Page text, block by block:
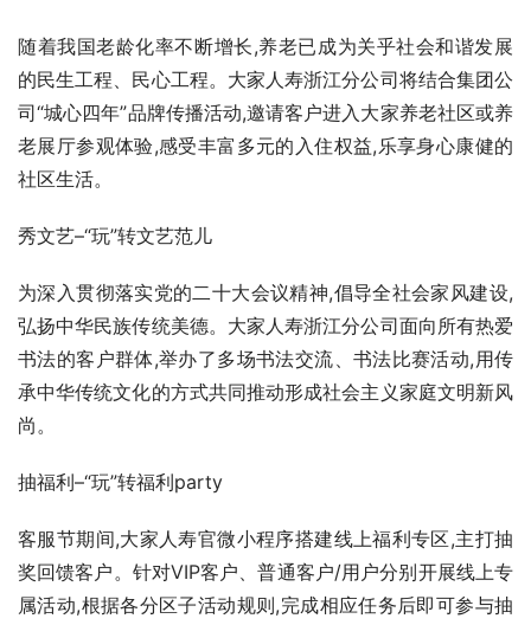
随着我国老龄化率不断增长,养老已成为关乎社会和谐发展
的民生工程、民心工程。大家人寿浙江分公司将结合集团公
司“城心四年”品牌传播活动,邀请客户进入大家养老社区或养
老展厅参观体验,感受丰富多元的入住权益,乐享身心康健的
社区生活。
秀文艺–“玩”转文艺范儿
为深入贯彻落实党的二十大会议精神,倡导全社会家风建设,
弘扬中华民族传统美德。大家人寿浙江分公司面向所有热爱
书法的客户群体,举办了多场书法交流、书法比赛活动,用传
承中华传统文化的方式共同推动形成社会主义家庭文明新风
尚。
抽福利–“玩”转福利party
客服节期间,大家人寿官微小程序搭建线上福利专区,主打抽
奖回馈客户。针对VIP客户、普通客户/用户分别开展线上专
属活动,根据各分区子活动规则,完成相应任务后即可参与抽